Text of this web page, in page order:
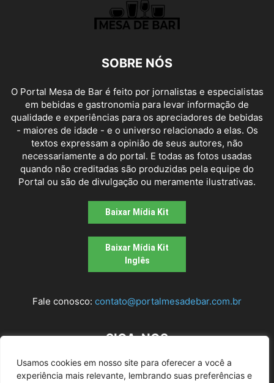
Usamos cookies em nosso site para oferecer a você a
experiência mais relevante, lembrando suas preferências e
SOBRE NÓS
O Portal Mesa de Bar é feito por jornalistas e especialistas
em bebidas e gastronomia para levar informação de
qualidade e experiências para os apreciadores de bebidas
- maiores de idade - e o universo relacionado a elas. Os
textos expressam a opinião de seus autores, não
necessariamente a do portal. E todas as fotos usadas
quando não creditadas são produzidas pela equipe do
Portal ou são de divulgação ou meramente ilustrativas.
Baixar Mídia Kit
Baixar Mídia Kit
Inglês
Fale conosco: contato@portalmesadebar.com.br
SIGA-NOS